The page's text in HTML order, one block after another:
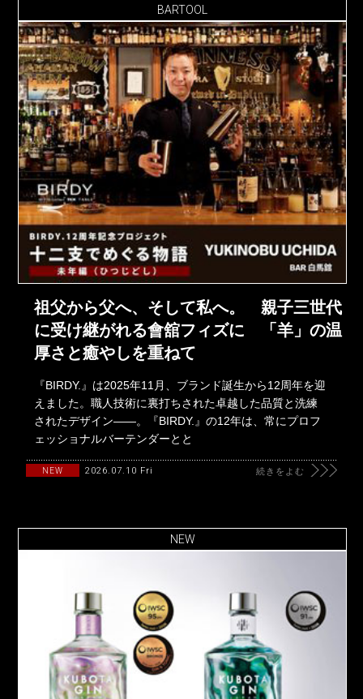
BARTOOL
祖父から父へ、そして私へ。 親子三世代
に受け継がれる會舘フィズに 「羊」の温
厚さと癒やしを重ねて
『BIRDY.』は2025年11月、ブランド誕生から12周年を迎
えました。職人技術に裏打ちされた卓越した品質と洗練
されたデザイン――。『BIRDY.』の12年は、常にプロフ
ェッショナルバーテンダーとと
NEW 2026.07.10 Fri 続きをよむ
NEW